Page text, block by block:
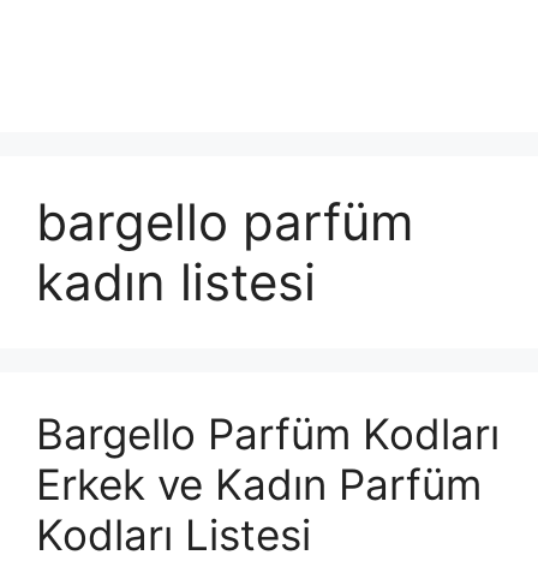
bargello parfüm
kadın listesi
Bargello Parfüm Kodları
Erkek ve Kadın Parfüm
Kodları Listesi